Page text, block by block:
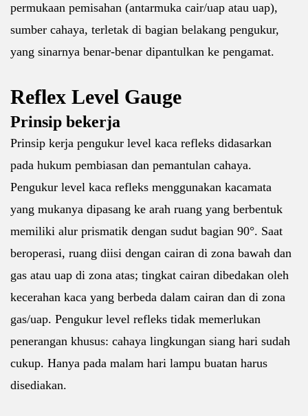
permukaan pemisahan (antarmuka cair/uap atau uap),
sumber cahaya, terletak di bagian belakang pengukur,
yang sinarnya benar-benar dipantulkan ke pengamat.
Reflex Level Gauge
Prinsip bekerja
Prinsip kerja pengukur level kaca refleks didasarkan
pada hukum pembiasan dan pemantulan cahaya.
Pengukur level kaca refleks menggunakan kacamata
yang mukanya dipasang ke arah ruang yang berbentuk
memiliki alur prismatik dengan sudut bagian 90°. Saat
beroperasi, ruang diisi dengan cairan di zona bawah dan
gas atau uap di zona atas; tingkat cairan dibedakan oleh
kecerahan kaca yang berbeda dalam cairan dan di zona
gas/uap. Pengukur level refleks tidak memerlukan
penerangan khusus: cahaya lingkungan siang hari sudah
cukup. Hanya pada malam hari lampu buatan harus
disediakan.